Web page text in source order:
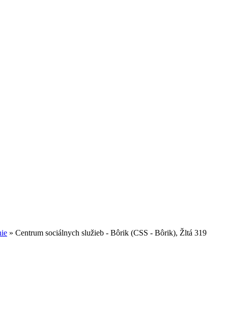
» Centrum sociálnych služieb - Bôrik (CSS - Bôrik), Žltá 319